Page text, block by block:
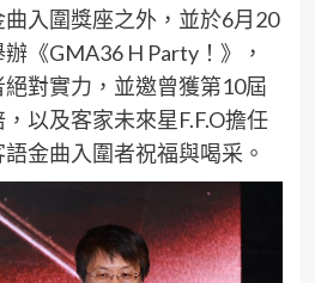
入圍獎座之外，並於6月20
辦《GMA36 H Party！》，
對實力，並邀曾獲第10屆
以及客家未來星F.F.O擔任
金曲入圍者祝福與喝采。